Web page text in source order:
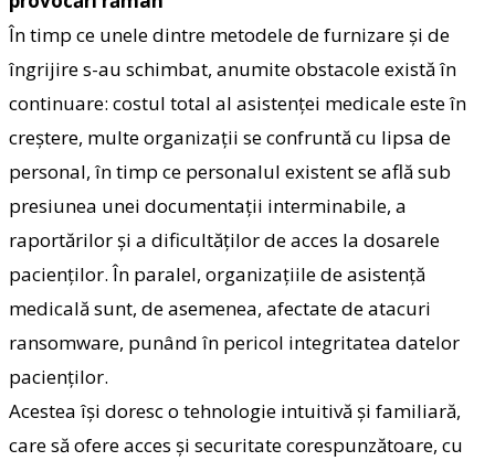
În timp ce unele dintre metodele de furnizare și de
îngrijire s-au schimbat, anumite obstacole există în
continuare: costul total al asistenței medicale este în
creștere, multe organizații se confruntă cu lipsa de
personal, în timp ce personalul existent se află sub
presiunea unei documentații interminabile, a
raportărilor și a dificultăților de acces la dosarele
pacienților. În paralel, organizațiile de asistență
medicală sunt, de asemenea, afectate de atacuri
ransomware, punând în pericol integritatea datelor
pacienților.
Acestea își doresc o tehnologie intuitivă și familiară,
care să ofere acces și securitate corespunzătoare, cu